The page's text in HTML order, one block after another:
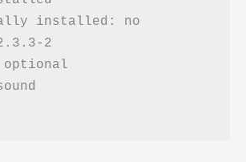
installed: no
2